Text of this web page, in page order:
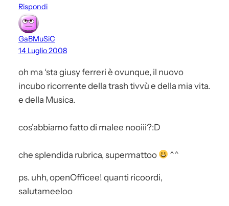
Rispondi
GaBMuSiC
14 Luglio 2008
oh ma ‘sta giusy ferreri è ovunque, il nuovo
incubo ricorrente della trash tivvù e della mia vita.
e della Musica.
cos’abbiamo fatto di malee nooiii?:D
che splendida rubrica, supermattoo ^^
ps. uhh, openOfficee! quanti ricoordi,
salutameeloo